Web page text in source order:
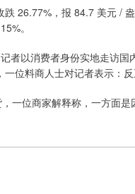
26.77%，报 84.7 美元 /
。
者以消费者身份实地走访
位料商人士对记者表示：反
一位商家解释称，一方面